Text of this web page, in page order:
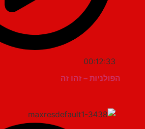
00:12:33
הפולניות – זהו זה